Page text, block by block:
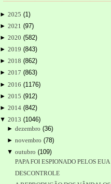
► 2025 (1 )
► 2021 (97)
► 2020 (582)
► 2019 (843)
► 2018 (862)
► 2017 (863)
► 2016 (1176)
► 2015 (912)
► 2014 (842)
▼ 2013 (1046)
►dezembro (36)
►novembro (78)
▼outubro (109)
PAPA FOI ESPIONADO PELOS EUA
DESCONTROLE